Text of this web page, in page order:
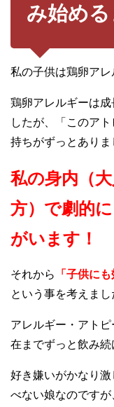
み始め
私の子供は鶏卵アレ
鶏卵アレルギーは
したが、「このア
持ちがずっとありま
私の身内（
方）で劇的
がいます！
それから
「子供に
という事を考えまし
アレルギー・アト
在までずっと飲み続
好き嫌いがかなり
べない娘なのです